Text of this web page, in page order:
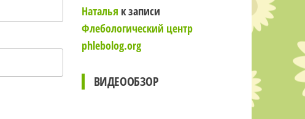
Наталья к записи
Флебологический центр
phlebolog.org
ВИДЕООБЗОР